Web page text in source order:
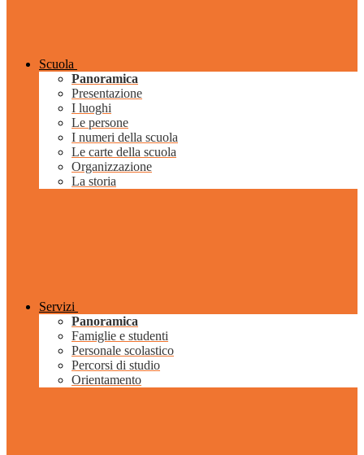
Scuola
Panoramica
Presentazione
I luoghi
Le persone
I numeri della scuola
Le carte della scuola
Organizzazione
La storia
Servizi
Panoramica
Famiglie e studenti
Personale scolastico
Percorsi di studio
Orientamento